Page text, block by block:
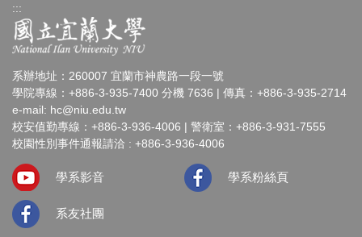
:::
系辦地址：260007 宜蘭市神農路一段一號
學院專線：+886-3-935-7400 分機 7636 | 傳真：+886-3-935-2714
e-mail: hc@niu.edu.tw
校安值勤專線：+886-3-936-4006 | 警衛室：+886-3-931-7555
校園性別事件通報請洽 : +886-3-936-4006
學系影音 學系粉絲頁
系友社團